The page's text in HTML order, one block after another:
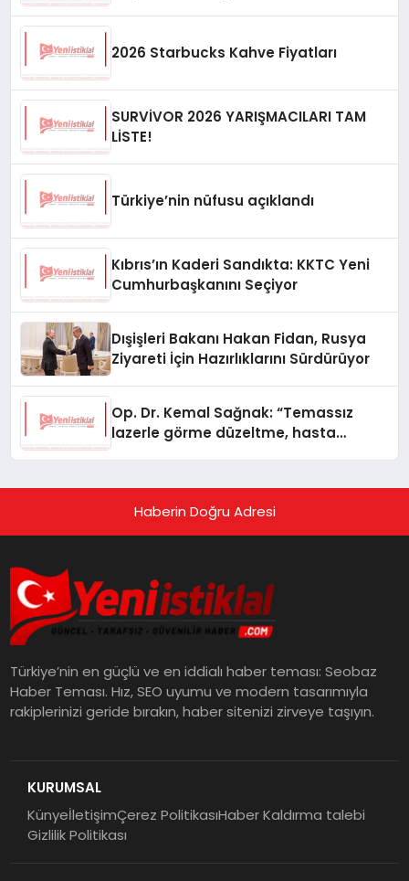
2026 Starbucks Kahve Fiyatları
SURVİVOR 2026 YARIŞMACILARI TAM
LİSTE!
Türkiye’nin nüfusu açıklandı
Kıbrıs’ın Kaderi Sandıkta: KKTC Yeni
Cumhurbaşkanını Seçiyor
Dışişleri Bakanı Hakan Fidan, Rusya
Ziyareti İçin Hazırlıklarını Sürdürüyor
Op. Dr. Kemal Sağnak: “Temassız
lazerle görme düzeltme, hasta
Haberin Doğru Adresi
Türkiye’nin en güçlü ve en iddialı haber teması: Seobaz
Haber Teması. Hız, SEO uyumu ve modern tasarımıyla
rakiplerinizi geride bırakın, haber sitenizi zirveye taşıyın.
KURUMSAL
KünyeİletişimÇerez PolitikasıHaber Kaldırma talebi
Gizlilik Politikası